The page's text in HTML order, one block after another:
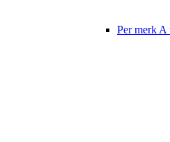
Per merk A